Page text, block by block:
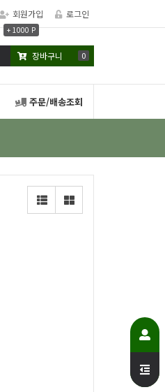
회원가입
+ 1000 P
로그인
장바구니 0
주문/배송조회